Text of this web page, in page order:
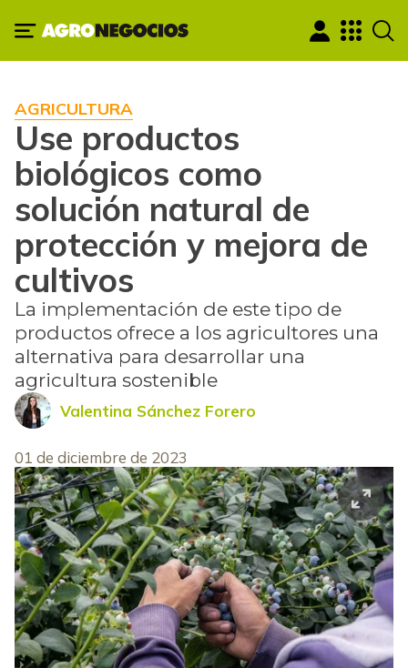
AGRICULTURA
Use productos
biológicos como
solución natural de
protección y mejora de
cultivos
La implementación de este tipo de
productos ofrece a los agricultores una
alternativa para desarrollar una
agricultura sostenible
Valentina Sánchez Forero
01 de diciembre de 2023